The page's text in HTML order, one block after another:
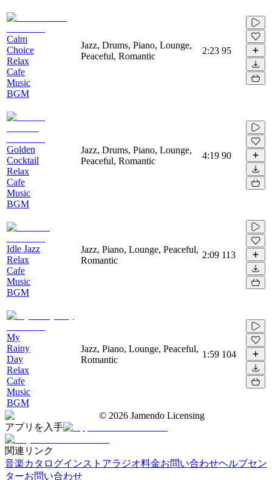
Calm
Choice
Relax
Cafe
Music
BGM
Jazz, Drums, Piano, Lounge,
Peaceful, Romantic
2:23 95
Golden
Cocktail
Relax
Cafe
Music
BGM
Jazz, Drums, Piano, Lounge,
Peaceful, Romantic
4:19 90
Idle Jazz
Relax
Cafe
Music
BGM
Jazz, Piano, Lounge, Peaceful,
Romantic
2:09 113
My
Rainy
Day
Relax
Cafe
Music
BGM
Jazz, Piano, Lounge, Peaceful,
Romantic
1:59 104
© 2026 Jamendo Licensing
アプリを入手
関連リンク
音楽カタログインストアラジオ料金お問い合わせヘルプセン
ターお問い合わせ